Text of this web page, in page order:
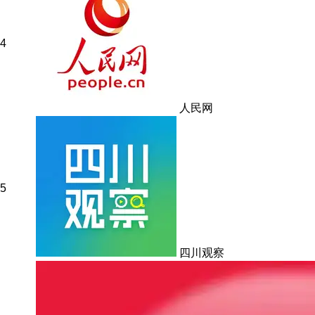
4
人民网
5
四川观察